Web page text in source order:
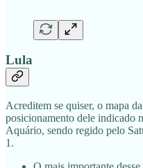
Lula
Acreditem se quiser, o mapa
posicionamento dele indicado
Aquário, sendo regido pelo
1.